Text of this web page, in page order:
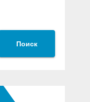
Поиск